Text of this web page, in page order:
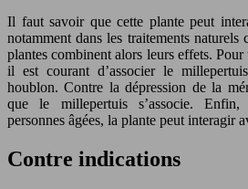
Il faut savoir que cette plante peut
notamment dans les traitements naturels
plantes combinent alors leurs effets.
il est courant d’associer le
houblon. Contre la dépression de la
que le millepertuis s’associe.
personnes âgées, la plante peut interagir
Contre indications